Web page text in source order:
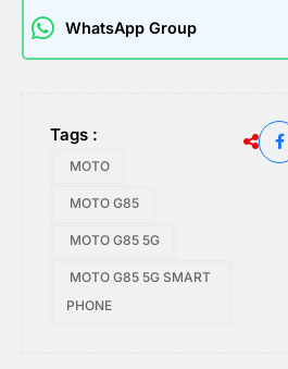
WhatsApp Group
Tags :
MOTO
MOTO G85
MOTO G85 5G
MOTO G85 5G SMART
PHONE